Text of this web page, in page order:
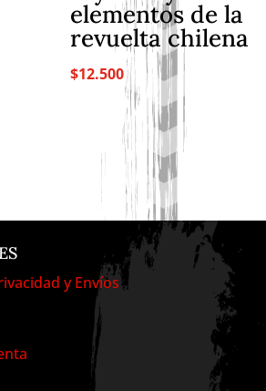
elementos de la
revuelta chilena
$12.500
y Envíos